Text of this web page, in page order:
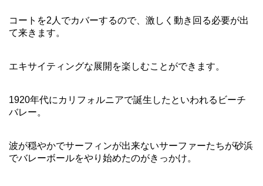
コートを2人でカバーするので、激しく動き回る必要が出
て来きます。
エキサイティングな展開を楽しむことができます。
1920年代にカリフォルニアで誕生したといわれるビーチ
バレー。
波が穏やかでサーフィンが出来ないサーファーたちが砂浜
でバレーボールをやり始めたのがきっかけ。